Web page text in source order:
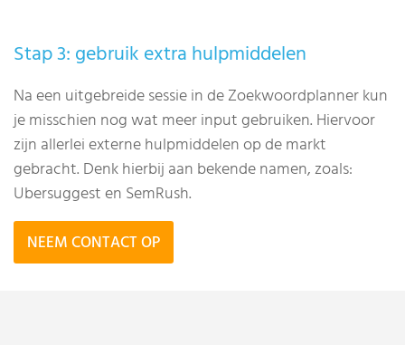
Stap 3: gebruik extra hulpmiddelen
Na een uitgebreide sessie in de Zoekwoordplanner kun
je misschien nog wat meer input gebruiken. Hiervoor
zijn allerlei externe hulpmiddelen op de markt
gebracht. Denk hierbij aan bekende namen, zoals:
Ubersuggest en SemRush.
NEEM CONTACT OP